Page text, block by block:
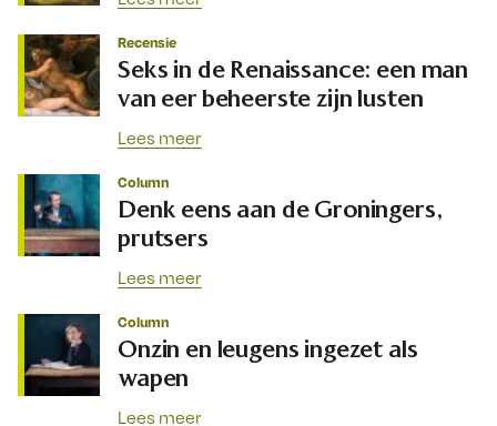
Recensie
Seks in de Renaissance: een man
van eer beheerste zijn lusten
Lees meer
Column
Denk eens aan de Groningers,
prutsers
Lees meer
Column
Onzin en leugens ingezet als
wapen
Lees meer